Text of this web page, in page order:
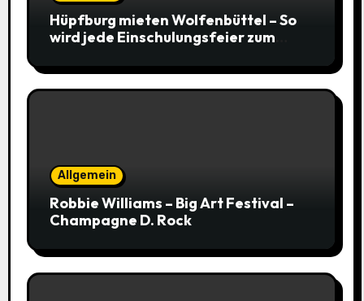
Hüpfburg mieten Wolfenbüttel – So
wird jede Einschulungsfeier zum
Allgemein
Robbie Williams – Big Art Festival –
Champagne D. Rock